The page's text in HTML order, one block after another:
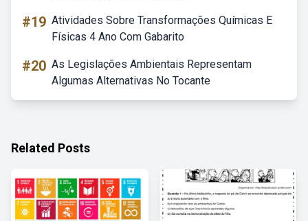
#19 Atividades Sobre Transformações Químicas E
Físicas 4 Ano Com Gabarito
#20 As Legislações Ambientais Representam
Algumas Alternativas No Tocante
Related Posts